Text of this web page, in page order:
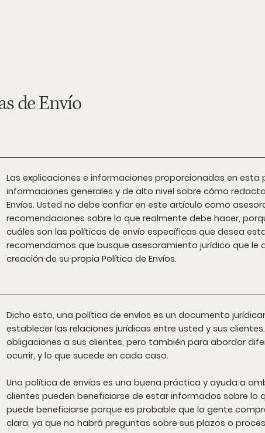
de Envío
Las explicaciones e informaciones proporcionadas en esta
informaciones generales y de alto nivel sobre cómo
Envíos. Usted no debe confiar en este artículo como
recomendaciones sobre lo que realmente debe hacer,
cuáles son las políticas de envío específicas que desea
recomendamos que busque asesoramiento jurídico que le
creación de su propia Política de Envíos.
Dicho esto, una política de envíos es un documento
establecer las relaciones jurídicas entre usted y sus
obligaciones a sus clientes, pero también para abordar
ocurrir, y lo que sucede en cada caso.
Una política de envíos es una buena práctica y ayuda a
clientes pueden beneficiarse de estar informados sobre lo
puede beneficiarse porque es probable que la gente
clara, ya que no habrá preguntas sobre sus plazos o